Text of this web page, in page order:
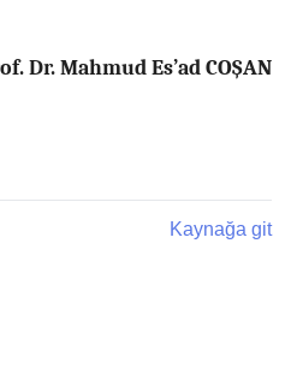
Dr. Mahmud Es’ad COŞAN
Kaynağa git